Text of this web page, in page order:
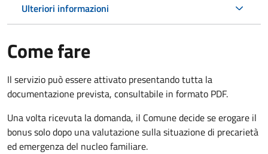
Ulteriori informazioni
Come fare
Il servizio può essere attivato presentando tutta la
documentazione prevista, consultabile in formato PDF.
Una volta ricevuta la domanda, il Comune decide se erogare il
bonus solo dopo una valutazione sulla situazione di precarietà
ed emergenza del nucleo familiare.